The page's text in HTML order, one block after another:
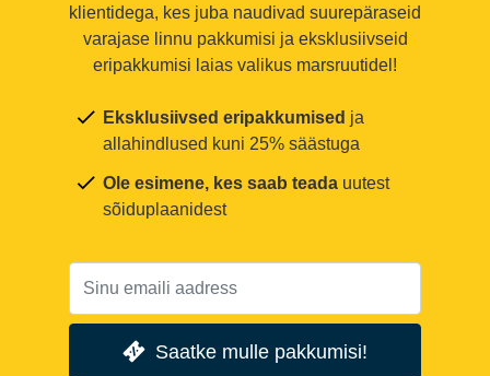
klientidega, kes juba naudivad suurepäraseid
varajase linnu pakkumisi ja eksklusiivseid
eripakkumisi laias valikus marsruutidel!
Eksklusiivsed eripakkumised ja
allahindlused kuni 25% säästuga
Ole esimene, kes saab teada uutest
sõiduplaanidest
Saatke mulle pakkumisi!